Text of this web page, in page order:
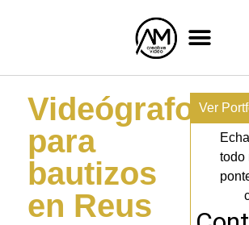
Videógrafo
para
bautizos
en Reus
Ver
todo